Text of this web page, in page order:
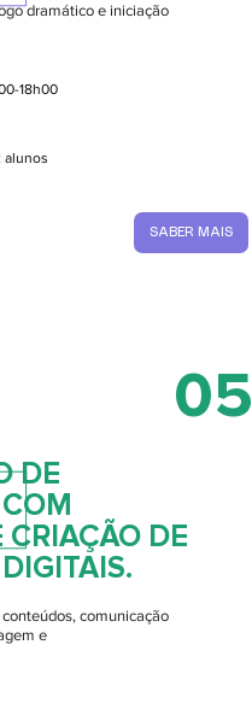
dramático e iniciação
18h00
alunos
SABER MAIS
05
DE
CRIAÇÃO DE
comunicação
e